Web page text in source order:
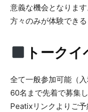
意義な機会となりま
方々のみが体験できる
トーク
全て一般参加可能（
60名まで先着で募集
Peatixリンクよりご予